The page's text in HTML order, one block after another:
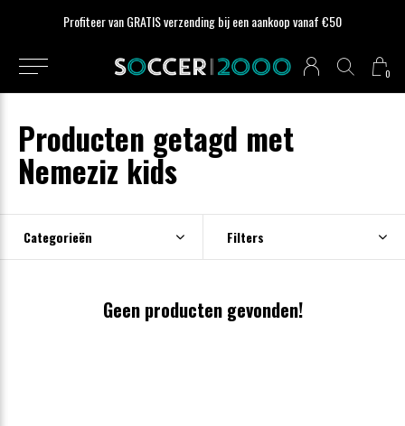
0
Profiteer van GRATIS verzending bij een aankoop vanaf €50
Producten getagd met
Nemeziz kids
Categorieën Filters
Geen producten gevonden!